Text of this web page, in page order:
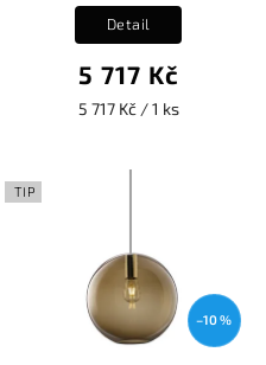
5 717 Kč
5 717 Kč / 1 ks
Detail
TIP
–10 %